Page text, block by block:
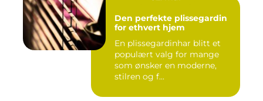
Den perfekte plissegardin
for ethvert hjem
En plissegardinhar blitt et
populært valg for mange
som ønsker en moderne,
stilren og f...